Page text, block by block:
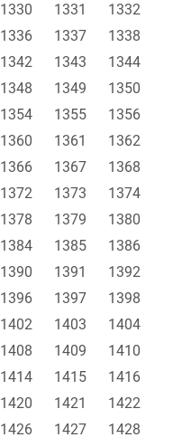
1330 1331
1332
1336 1337
1338
1342 1343
1344
1348 1349
1350
1354 1355
1356
1360 1361
1362
1366 1367
1368
1372 1373
1374
1378 1379
1380
1384 1385
1386
1390 1391
1392
1396 1397
1398
1402 1403
1404
1408 1409
1410
1414 1415
1416
1420 1421
1422
1426 1427
1428